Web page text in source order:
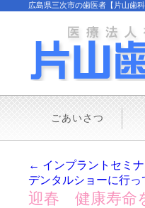
広島県三次市の歯医者【片山歯
ごあいさつ
← インプラントセミ
デンタルショーに行っ
迎春 健康寿命